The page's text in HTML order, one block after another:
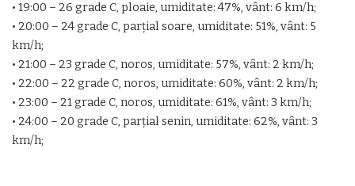
• 19:00 – 26 grade C, ploaie, umiditate: 47%, vânt: 6 km/h;
• 20:00 – 24 grade C, parţial soare, umiditate: 51%, vânt: 5
km/h;
• 21:00 – 23 grade C, noros, umiditate: 57%, vânt: 2 km/h;
• 22:00 – 22 grade C, noros, umiditate: 60%, vânt: 2 km/h;
• 23:00 – 21 grade C, noros, umiditate: 61%, vânt: 3 km/h;
• 24:00 – 20 grade C, parţial senin, umiditate: 62%, vânt: 3
km/h;